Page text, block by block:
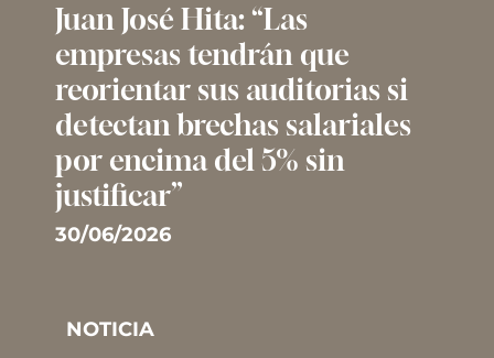
Juan José Hita: “Las
empresas tendrán que
reorientar sus auditorias si
detectan brechas salariales
por encima del 5% sin
justificar”
30/06/2026
NOTICIA